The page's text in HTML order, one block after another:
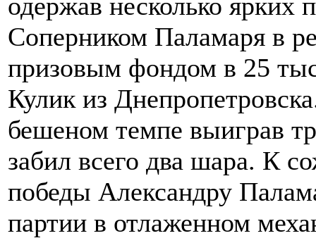
Соперником Паламаря в
призовым фондом в 25
Кулик из
бешеном темпе выиграв
забил всего два шара. К
победы Александру
партии в отлаженном